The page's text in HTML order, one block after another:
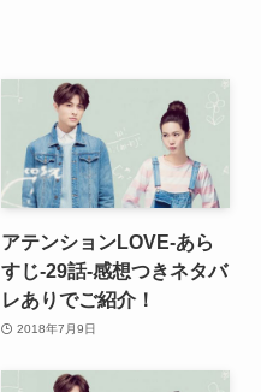
アテンションLOVE-あら
すじ-29話-感想つきネタバ
レありでご紹介！
2018年7月9日